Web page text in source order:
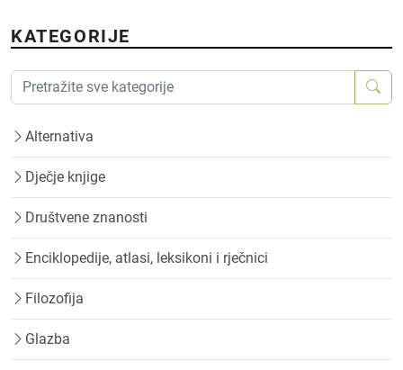
KATEGORIJE
Alternativa
Dječje knjige
Društvene znanosti
Enciklopedije, atlasi, leksikoni i rječnici
Filozofija
Glazba